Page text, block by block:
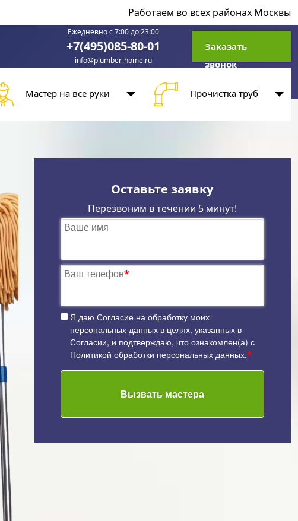
Работаем во всех районах Москвы
Ежедневно с 7:00 до 23:00
+7(495)085-80-01
info@plumber-home.ru
Заказать
звонок
Мастер на все руки Прочистка труб
Оставьте заявку
Перезвоним в течении 5 минут!
Ваше имя
Ваш телефон*
Я даю Согласие на обработку моих
персональных данныхв целях, указанных в
Согласии, и подтверждаю, что ознакомлен(а) с
Политикой обработки персональных данных.*
Вызвать мастера